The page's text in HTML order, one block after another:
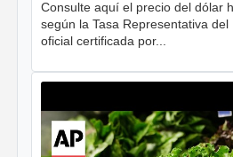
Consulte aquí el precio del dólar
según la Tasa Representativa
oficial certificada por...